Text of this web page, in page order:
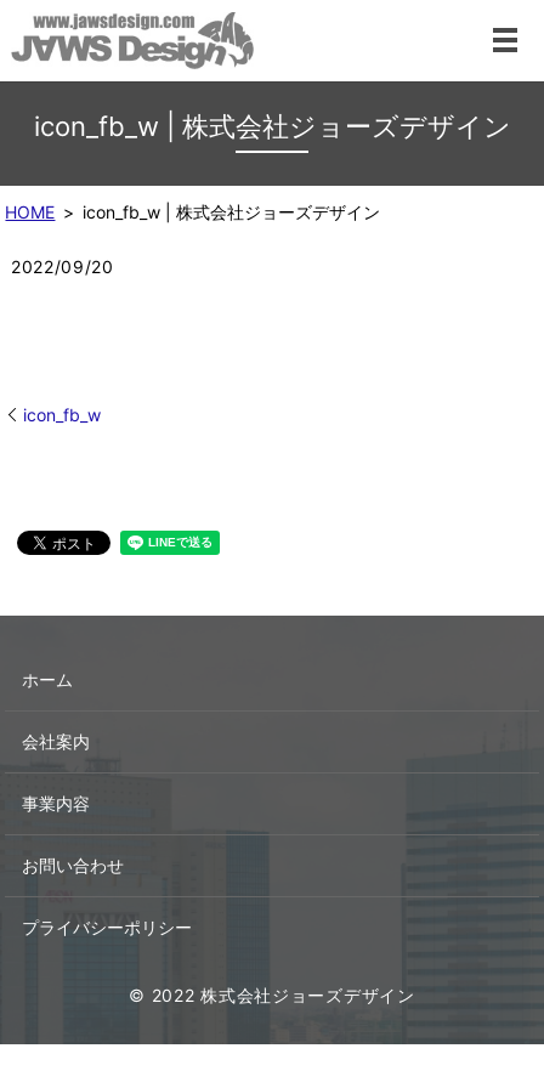
icon_fb_w | 株式会社ジョーズデザイン
HOME icon_fb_w | 株式会社ジョーズデザイン
2022/09/20
icon_fb_w
ホーム
会社案内
事業内容
お問い合わせ
プライバシーポリシー
© 2022 株式会社ジョーズデザイン